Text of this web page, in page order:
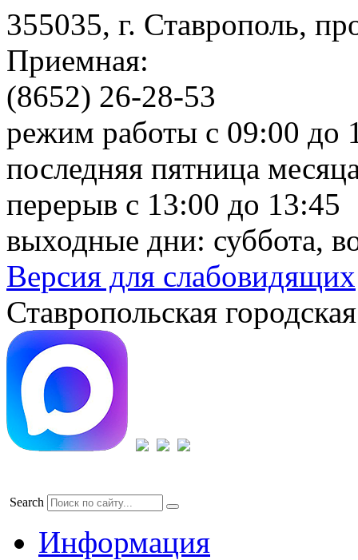
355035, г. Ставрополь,
Приемная:
(8652) 26-28-53
режим работы с 09:00 до
последняя пятница
перерыв с 13:00 до 13:45
выходные дни: суббота,
Версия для слабовидящих
Ставропольская
Search
Информация